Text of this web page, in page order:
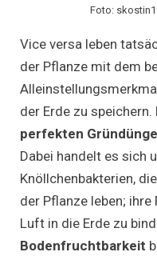
Foto:
Vice versa leben
der Pflanze mit dem
der Erde zu
perfekten
Dabei handelt es sich
Knöllchenbakterien,
der Pflanze leben;
Luft in die Erde zu
Bodenfruchtbarkeit